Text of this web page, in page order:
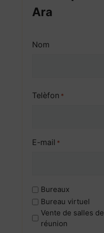
Ara
Nom
Telèfon *
E-mail *
¿Qué
estás
buscando?
Bureaux
Bureau virtuel
Vente de salles de
réunion